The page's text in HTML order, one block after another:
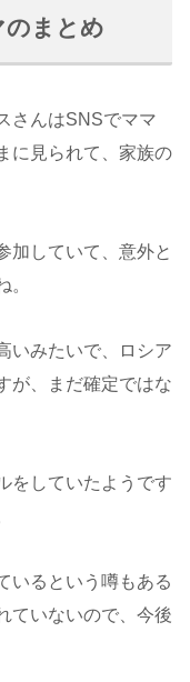
まとめ
さんはSNSでママ
に見られて、家族の
加していて、意外と
。
いみたいで、ロシア
が、まだ確定ではな
をしていたようです
いるという噂もある
ていないので、今後